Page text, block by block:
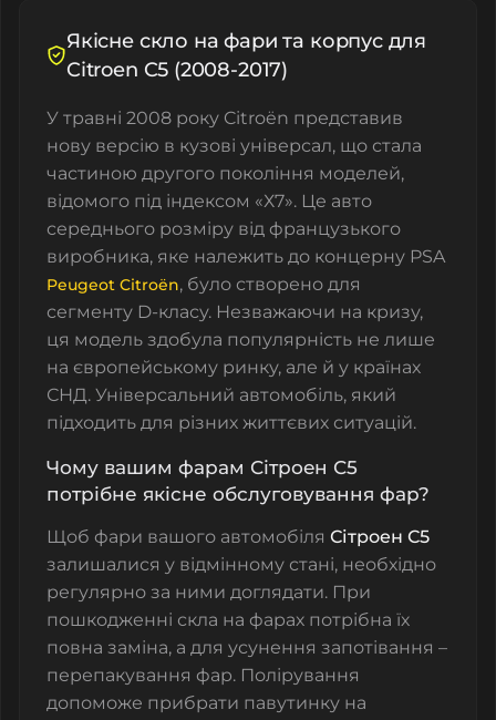
Якісне скло на фари та корпус для
Citroen C5 (2008-2017)
У травні 2008 року Citroën представив
нову версію в кузові універсал, що стала
частиною другого покоління моделей,
відомого під індексом «Х7». Це авто
середнього розміру від французького
виробника, яке належить до концерну PSA
Peugeot Citroën, було створено для
сегменту D-класу. Незважаючи на кризу,
ця модель здобула популярність не лише
на європейському ринку, але й у країнах
СНД. Універсальний автомобіль, який
підходить для різних життєвих ситуацій.
Чому вашим фарам Сітроeн С5
потрібне якісне обслуговування фар?
Щоб фари вашого автомобіля Сітроeн С5
залишалися у відмінному стані, необхідно
регулярно за ними доглядати. При
пошкодженні скла на фарах потрібна їх
повна заміна, а для усунення запотівання –
перепакування фар. Полірування
допоможе прибрати павутинку на